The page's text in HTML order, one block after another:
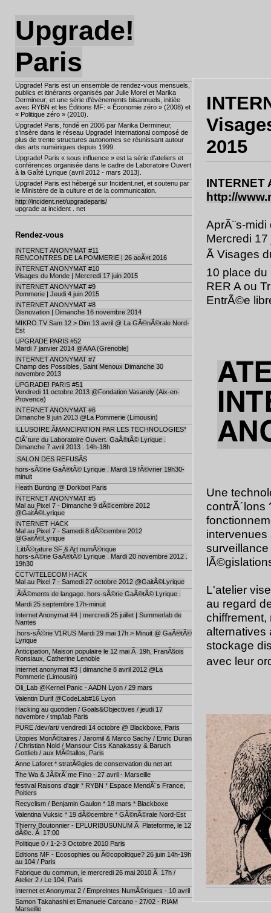
Upgrade!
Paris
Upgrade! Paris est un ensemble de rendez-vous mensuels,
publics et itinérants organisés par Julie Morel et Marika
Dermineur; et une série d'événements bisannuels, initiée
avec RYBN et les Éditions MF: « Économie zéro » (2008) et
« Politique zéro » (2010).
Upgrade! Paris, fondé en 2006 par Marika Dermineur,
s'insère dans le réseau Upgrade! International composé de
plus de trente structures autonomes se réunissant autour
des arts numériques depuis 1999.
Upgrade! Paris « sous influence » est la série d'ateliers et
conférences organisée dans le cadre de Laboratoire Ouvert
à la Gaîté Lyrique (avril 2012 - mars 2013).
Upgrade! Paris est hébergé sur Incident.net, et soutenu par
le Ministère de la culture et de la communication.
http://incident.net/upgradeparis/
upgrade at incident . net
Rendez-vous
INTERNET ANONYMAT #11
RENCONTRES DE LA POMMERIE | 26 aoÃ»t 2016
INTERNET ANONYMAT #10
Visages du Monde | Mercredi 17 juin 2015
INTERNET ANONYMAT #9
Pommerie | Jeudi 4 juin 2015
INTERNET ANONYMAT #8
Disnovation | Dimanche 16 novembre 2014
MIKRO.TV Sam 12 > Dim 13 avril @ La GÃ©nÃ©rale Nord-
Est
UPGRADE PARIS #52
Mardi 7 janvier 2014 @AAA (Grenoble)
INTERNET ANONYMAT #7
Champ des Possibles, Saint Menoux Dimanche 30
novembre 2013
UPGRADE! PARIS #51
Vendredi 11 octobre 2013 @Fondation Vasarely (Aix-en-
Provence)
INTERNET ANONYMAT #6
Dimanche 9 juin 2013 @La Pommerie (Limousin)
ILLUSOIRE ÃMANCIPATION PAR LES TECHNOLOGIES*
ClÃ´ture du Laboratoire Ouvert. GaÃ®tÃ© Lyrique .
Dimanche 7 avril 2013 . 14h-18h
.SALON DES REFUSÃS
hors-sÃ©rie GaÃ®tÃ© Lyrique . Mardi 19 fÃ©vrier 19h30-
minuit
Heath Bunting @ Dorkbot Paris
INTERNET ANONYMAT #5
Mal au Pixel 7 - Dimanche 9 dÃ©cembre 2012
@GaitÃ©Lyrique
INTERNET HACK
Mal au Pixel 7 - Samedi 8 dÃ©cembre 2012
@GaitÃ©Lyrique
.LittÃ©rature SF & Art numÃ©rique
hors-sÃ©rie GaÃ®tÃ© Lyrique . Mardi 20 novembre 2012 .
19h30
CCTV/TELECOM HACK
Mal au Pixel 7 - Samedi 27 octobre 2012 @GaitÃ©Lyrique
.ÃlÃ©ments de langage. hors-sÃ©rie GaÃ®tÃ© Lyrique .
Mardi 25 septembre 17h-minuit
Internet Anonymat #4 | mercredi 25 juillet | Summerlab de
Nantes
.hors-sÃ©rie V1RUS Mardi 29 mai 17h > Minuit @ GaÃ®tÃ©
Lyrique
Anticipation, Maison populaire le 12 mai Ã 19h, FranÃ§ois
Ronsiaux, Catherine Lenoble
Internet anonymat #3 | dimanche 8 avril 2012 @La
Pommerie (Limousin)
Oli_Lab @Kernel Panic - AADN Lyon / 29 mars
Valentin Durif @CodeLab#16 Lyon
Hacking au quotidien / Goals&Objectives / jeudi 17
novembre / tmp/lab Paris
PURE /dev/art/ vendredi 14 octobre @ Blackboxe, Paris
Utopies MonÃ©taires / Jaromil & Marco Sachy / Enric Duran
/ Christian Nold / Mansour Ciss Kanakassy & Baruch
Gottlieb / aux MÃ©tallos, Paris
Anne Laforet * stratÃ©gies de conservation du net art
The Wa & JÃ©rÃ´me Fino - 27 avril - Marseille
festival Raisons d'agir * RYBN * Espace MendÃ¨s France,
Poitiers
Recyclism / Benjamin Gaulon * 18 mars * Blackboxe
Valentina Vuksic * 19 dÃ©cembre * GÃ©nÃ©rale Nord-Est
Thierry Boutonnier - EPLURIBUSUNUM Ã Plateforme, le 12
dÃ©c. Ã 17:00
Politique 0 / 1-2-3 Octobre 2010 Paris
Editions MF - Ecosophies ou Ã©copolitique? 26 juin 14h-19h
au 104 / Paris
Fabrique du commun, le mercredi 26 mai 2010 Ã 17h /
Atelier 2 / Le 104, Paris
Internet et Anonymat 2 / Empreintes NumÃ©riques - 10 avril
Samon Takahashi et Emanuele Carcano - 27/02 - RIAM
Marseille
2015
INTERNET
http://
AprÃ¨s-
Mercredi
Ã Visages
10 place du
RER A ou
EntrÃ©e
Une
contrÃ´lons
intervenues
L'atelier
au regard
chiffrement,
alternatives
stockage
avec leur